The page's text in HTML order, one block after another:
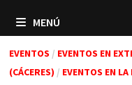
MENÚ
EVENTOS / EVENTOS EN
(CÁCERES) / EVENTOS EN LA